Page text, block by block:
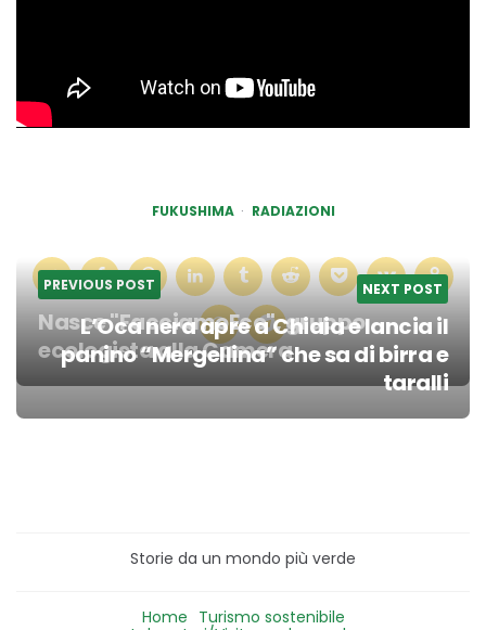
FUKUSHIMA RADIAZIONI
Post
navigation
PREVIOUS POST
Nasce "FacciamoEco", gruppo
ecologista alla Camera
NEXT POST
L’Oca nera apre a Chiaia e lancia il
panino “Mergellina” che sa di birra e
taralli
Storie da un mondo più verde
Home Turismo sostenibile